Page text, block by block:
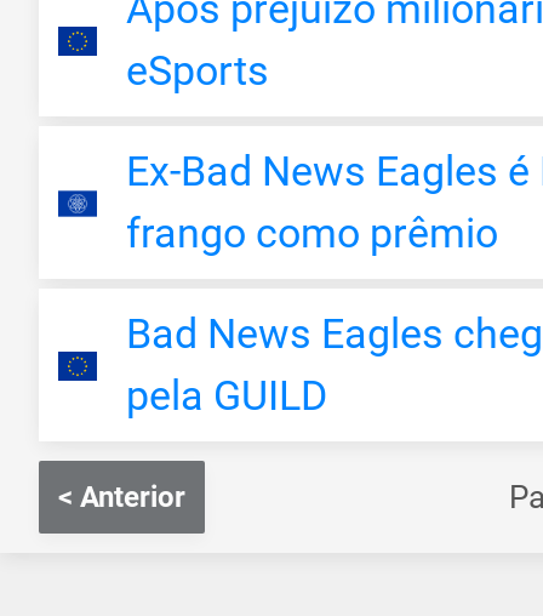
eSports
Ex-Bad News Eagles
frango como prêmio
Bad News Eagles
pela GUILD
< Anterior